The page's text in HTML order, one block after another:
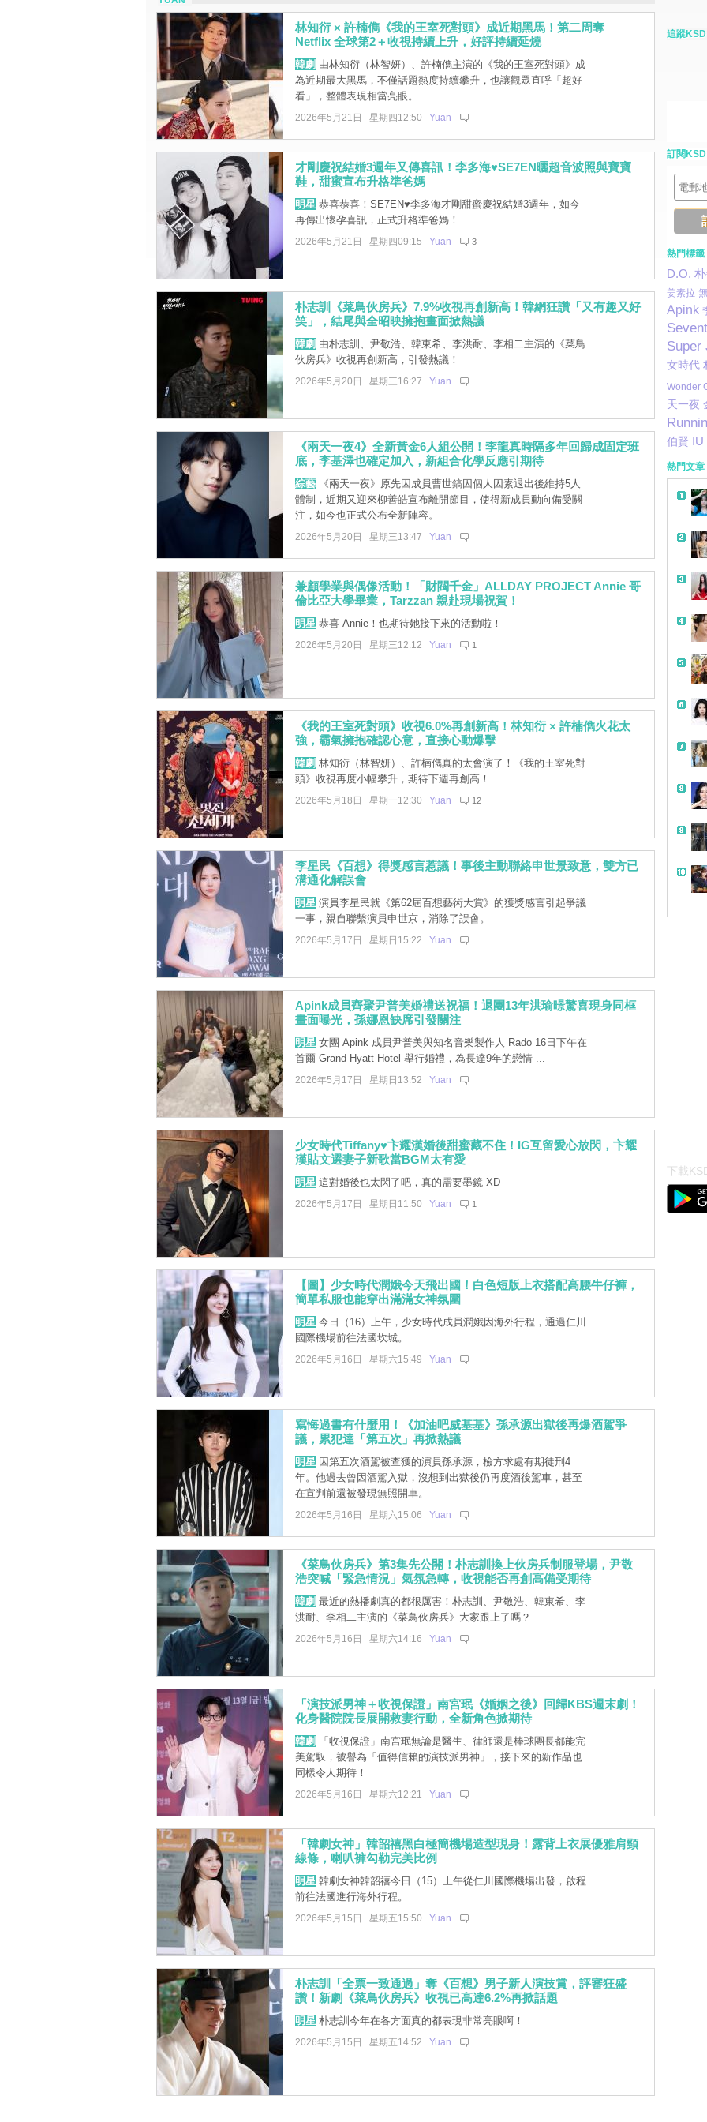
林知衍 × 許楠儁《我的王室死對頭》成近期黑馬！第二周奪
Netflix 全球第2＋收視持續上升，好評持續延燒
韓劇 由林知衍（林智妍）、許楠儁主演的《我的王室死對頭》成
為近期最大黑馬，不僅話題熱度持續攀升，也讓觀眾直呼「超好
看」，整體表現相當亮眼。
2026年5月21日 星期四12:50 Yuan
才剛慶祝結婚3週年又傳喜訊！李多海♥SE7EN曬超音波照與寶寶
鞋，甜蜜宣布升格準爸媽
明星恭喜恭喜！SE7EN♥李多海才剛甜蜜慶祝結婚3週年，如今
再傳出懷孕喜訊，正式升格準爸媽！
2026年5月21日 星期四09:15 Yuan 3
朴志訓《菜鳥伙房兵》7.9%收視再創新高！韓網狂讚「又有趣又好
笑」，結尾與全昭映擁抱畫面掀熱議
韓劇 由朴志訓、尹敬浩、韓東希、李洪耐、李相二主演的《菜鳥
伙房兵》收視再創新高，引發熱議！
2026年5月20日 星期三16:27 Yuan
《兩天一夜4》全新黃金6人組公開！李龍真時隔多年回歸成固定班
底，李基澤也確定加入，新組合化學反應引期待
綜藝《兩天一夜》原先因成員曹世鎬因個人因素退出後維持5人
體制，近期又迎來柳善皓宣布離開節目，使得新成員動向備受關
注，如今也正式公布全新陣容。
2026年5月20日 星期三13:47 Yuan
兼顧學業與偶像活動！「財閥千金」ALLDAY PROJECT Annie 哥
倫比亞大學畢業，Tarzzan 親赴現場祝賀！
明星恭喜 Annie！也期待她接下來的活動啦！
2026年5月20日 星期三12:12 Yuan 1
《我的王室死對頭》收視6.0%再創新高！林知衍 × 許楠儁火花太
強，霸氣擁抱確認心意，直接心動爆擊
韓劇 林知衍（林智妍）、許楠儁真的太會演了！《我的王室死對
頭》收視再度小幅攀升，期待下週再創高！
2026年5月18日 星期一12:30 Yuan 12
李星民《百想》得獎感言惹議！事後主動聯絡申世景致意，雙方已
溝通化解誤會
明星演員李星民就《第62屆百想藝術大賞》的獲獎感言引起爭議
一事，親自聯繫演員申世京，消除了誤會。
2026年5月17日 星期日15:22 Yuan
Apink成員齊聚尹普美婚禮送祝福！退團13年洪瑜暻驚喜現身同框
畫面曝光，孫娜恩缺席引發關注
明星女團 Apink 成員尹普美與知名音樂製作人 Rado 16日下午在
首爾 Grand Hyatt Hotel 舉行婚禮，為長達9年的戀情 ...
2026年5月17日 星期日13:52 Yuan
少女時代Tiffany♥卞耀漢婚後甜蜜藏不住！IG互留愛心放閃，卞耀
漢貼文選妻子新歌當BGM太有愛
明星這對婚後也太閃了吧，真的需要墨鏡 XD
2026年5月17日 星期日11:50 Yuan 1
【圖】少女時代潤娥今天飛出國！白色短版上衣搭配高腰牛仔褲，
簡單私服也能穿出滿滿女神氛圍
明星今日（16）上午，少女時代成員潤娥因海外行程，通過仁川
國際機場前往法國坎城。
2026年5月16日 星期六15:49 Yuan
寫悔過書有什麼用！《加油吧威基基》孫承源出獄後再爆酒駕爭
議，累犯達「第五次」再掀熱議
明星因第五次酒駕被查獲的演員孫承源，檢方求處有期徒刑4
年。他過去曾因酒駕入獄，沒想到出獄後仍再度酒後駕車，甚至
在宣判前還被發現無照開車。
2026年5月16日 星期六15:06 Yuan
《菜鳥伙房兵》第3集先公開！朴志訓換上伙房兵制服登場，尹敬
浩突喊「緊急情況」氣氛急轉，收視能否再創高備受期待
韓劇 最近的熱播劇真的都很厲害！朴志訓、尹敬浩、韓東希、李
洪耐、李相二主演的《菜鳥伙房兵》大家跟上了嗎？
2026年5月16日 星期六14:16 Yuan
「演技派男神＋收視保證」南宮珉《婚姻之後》回歸KBS週末劇！
化身醫院院長展開救妻行動，全新角色掀期待
韓劇 「收視保證」南宮珉無論是醫生、律師還是棒球團長都能完
美駕馭，被譽為「值得信賴的演技派男神」，接下來的新作品也
同樣令人期待！
2026年5月16日 星期六12:21 Yuan
「韓劇女神」韓韶禧黑白極簡機場造型現身！露背上衣展優雅肩頸
線條，喇叭褲勾勒完美比例
明星韓劇女神韓韶禧今日（15）上午從仁川國際機場出發，啟程
前往法國進行海外行程。
2026年5月15日 星期五15:50 Yuan
朴志訓「全票一致通過」奪《百想》男子新人演技賞，評審狂盛
讚！新劇《菜鳥伙房兵》收視已高達6.2%再掀話題
明星朴志訓今年在各方面真的都表現非常亮眼啊！
2026年5月15日 星期五14:52 Yuan
追蹤KSD
訂閱KSD
熱門標籤
D.O.
姜素拉
Apink
Super
女時代
Wonder
天一夜
伯賢 IU
熱門文章
帶
下載